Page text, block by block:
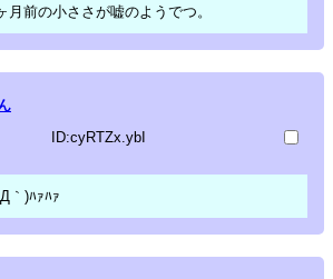
月前の小ささが嘘のようでつ。
ID:cyRTZx.ybI
｀)ﾊｧﾊｧ